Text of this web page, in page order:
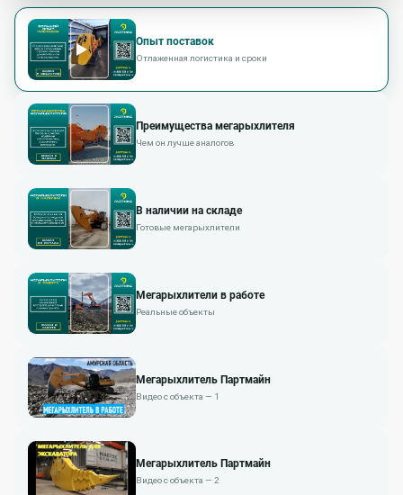
Опыт поставок
Отлаженная логистика и сроки
Преимущества мегарыхлителя
Чем он лучше аналогов
В наличии на складе
Готовые мегарыхлители
Мегарыхлители в работе
Реальные объекты
Мегарыхлитель Партмайн
Видео с объекта — 1
Мегарыхлитель Партмайн
Видео с объекта — 2